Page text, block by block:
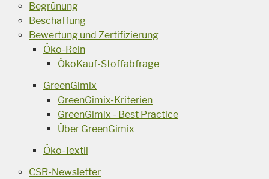
Begrünung
Beschaffung
Bewertung und Zertifizierung
Öko-Rein
ÖkoKauf-Stoffabfrage
GreenGimix
GreenGimix-Kriterien
GreenGimix - Best Practice
Über GreenGimix
Öko-Textil
CSR-Newsletter